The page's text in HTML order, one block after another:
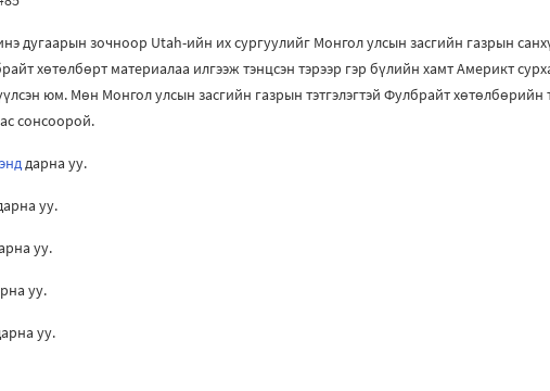
дугаарын зочноор Utah-ийн их сургуулийг Монгол улсын засгийн газрын
хөтөлбөрт материалаа илгээж тэнцсэн тэрээр гэр бүлийн хамт Америкт
юм. Мөн Монгол улсын засгийн газрын тэтгэлэгтэй Фулбрайт хөтөлбөрийн
сонсоорой.
энд дарна уу.
уу.
уу.
уу.
уу.